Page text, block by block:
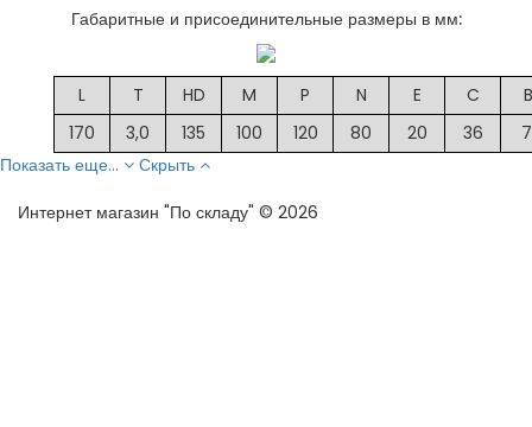
Габаритные и присоединительные размеры в мм:
L T HD M P N E C
B
170
3,0 135 100 120 80 20 36
Показать еще...
Скрыть
Интернет магазин "По складу" © 2026